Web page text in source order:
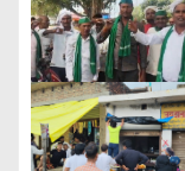
o
n